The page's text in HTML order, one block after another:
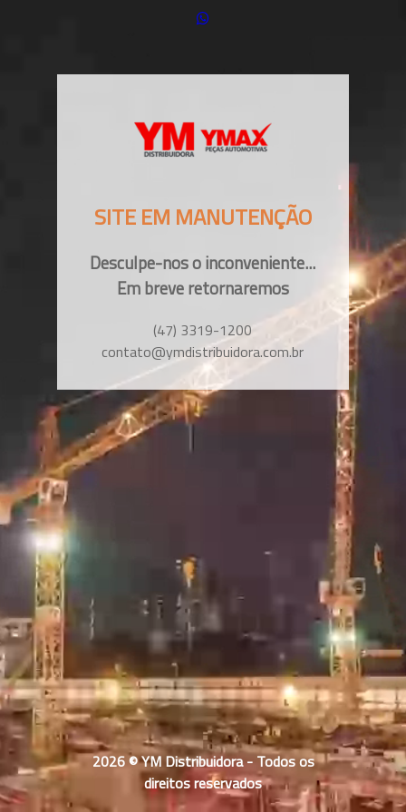
SITE EM MANUTENÇÃO
Desculpe-nos o inconveniente...
Em breve retornaremos
(47) 3319-1200
contato@ymdistribuidora.com.br
2026 © YM Distribuidora - Todos os
direitos reservados